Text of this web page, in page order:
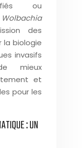
ou
Wolbachia
des
la biologie
invasifs
mieux
et
pour les
: UN